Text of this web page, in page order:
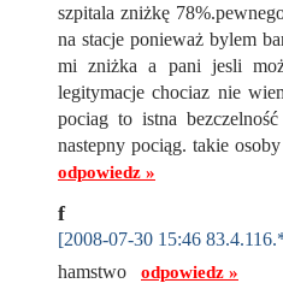
szpitala zniżkę
na stacje ponieważ bylem
mi zniżka a pani jesli
legitymacje chociaz nie
pociag to istna
nastepny pociąg. takie
odpowiedz »
f
[2008-07-30 15:46
hamstwo odpowiedz »